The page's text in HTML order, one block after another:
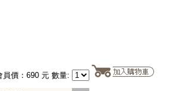
員價：690 元 數量: